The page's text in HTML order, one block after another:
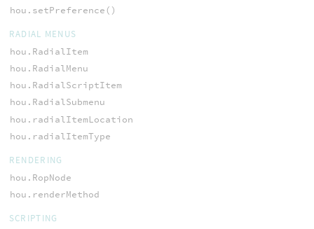
hou.setPreference()
RADIAL MENUS
hou.RadialItem
hou.RadialMenu
hou.RadialScriptItem
hou.RadialSubmenu
hou.radialItemLocation
hou.radialItemType
RENDERING
hou.RopNode
hou.renderMethod
SCRIPTING